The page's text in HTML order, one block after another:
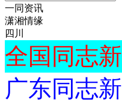
一同资讯
潇湘情缘
四川
全国同志新
广东同志